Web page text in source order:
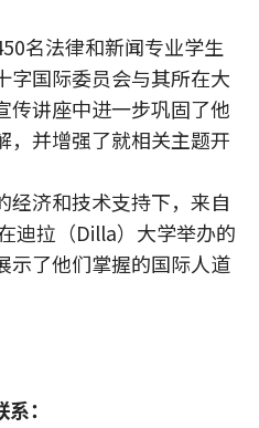
名法律和新闻专业学生
字国际委员会与其所在大
传讲座中进一步巩固了他
，并增强了就相关主题开
经济和技术支持下，来自
迪拉（Dilla）大学举办的
示了他们掌握的国际人道
：